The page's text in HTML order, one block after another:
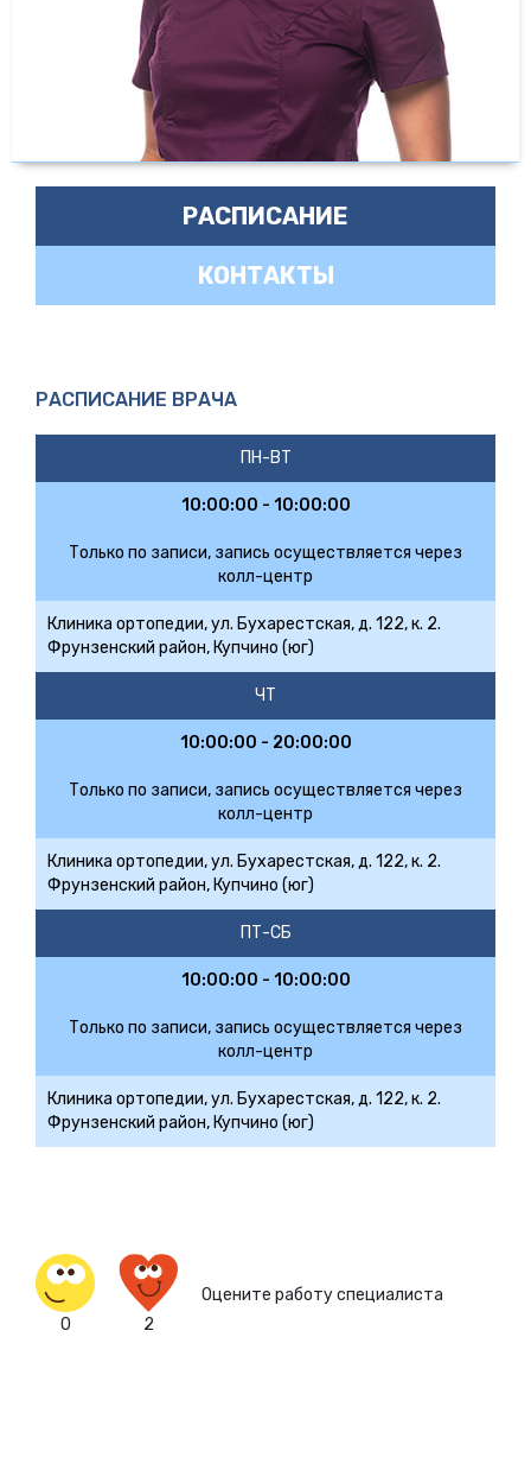
РАСПИСАНИЕ
КОНТАКТЫ
РАСПИСАНИЕ ВРАЧА
ПН-ВТ
10:00:00 - 10:00:00
Только по записи, запись осуществляется через
колл-центр
Клиника ортопедии, ул. Бухарестская, д. 122, к. 2.
Фрунзенский район, Купчино (юг)
ЧТ
10:00:00 - 20:00:00
Только по записи, запись осуществляется через
колл-центр
Клиника ортопедии, ул. Бухарестская, д. 122, к. 2.
Фрунзенский район, Купчино (юг)
ПТ-СБ
10:00:00 - 10:00:00
Только по записи, запись осуществляется через
колл-центр
Клиника ортопедии, ул. Бухарестская, д. 122, к. 2.
Фрунзенский район, Купчино (юг)
0 2
Оцените работу специалиста